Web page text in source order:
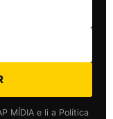
MÍDIA e li a Política